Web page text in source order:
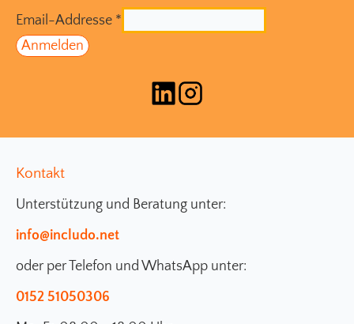
Email-Addresse *
Kontakt
Unterstützung und Beratung unter:
info@includo.net
oder per Telefon und WhatsApp unter:
0152 51050306